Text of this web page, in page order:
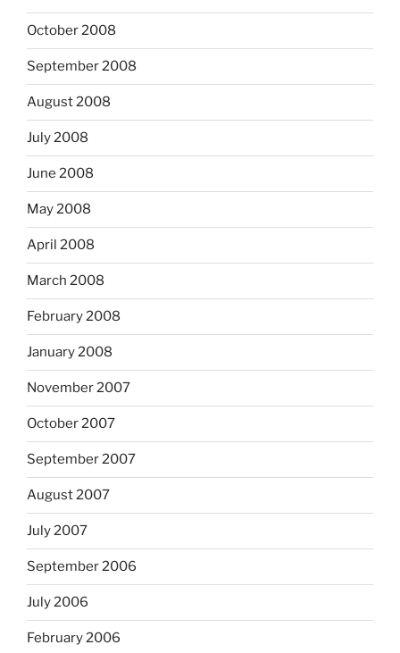
October 2008
September 2008
August 2008
July 2008
June 2008
May 2008
April 2008
March 2008
February 2008
January 2008
November 2007
October 2007
September 2007
August 2007
July 2007
September 2006
July 2006
February 2006